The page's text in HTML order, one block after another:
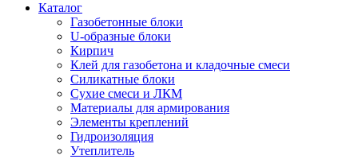
Каталог
Газобетонные блоки
U-образные блоки
Кирпич
Клей для газобетона и кладочные смеси
Силикатные блоки
Сухие смеси и ЛКМ
Материалы для армирования
Элементы креплений
Гидроизоляция
Утеплитель